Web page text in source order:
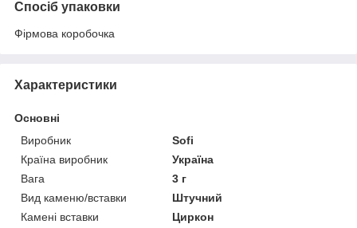
Спосіб упаковки
Фірмова коробочка
Характеристики
Основні
Виробник
Sofi
Країна виробник
Україна
Вага
3 г
Вид каменю/вставки
Штучний
Камені вставки
Циркон